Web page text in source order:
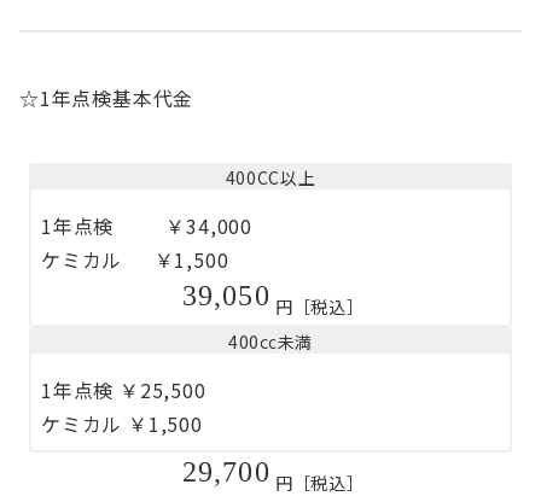
☆1年点検基本代金
400CC以上
1年点検 ￥34,000
ケミカル ￥1,500
39,050 円［税込］
400㏄未満
1年点検 ￥25,500
ケミカル ￥1,500
29,700 円［税込］